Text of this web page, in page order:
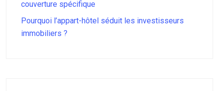
couverture spécifique
Pourquoi l’appart-hôtel séduit les investisseurs
immobiliers ?